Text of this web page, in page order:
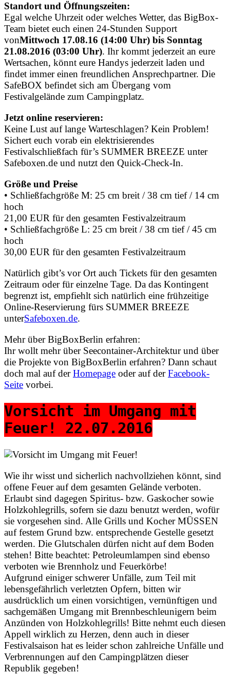
Standort und Öffnungszeiten:
Egal welche Uhrzeit oder welches Wetter, das BigBox-
Team bietet euch einen 24-Stunden Support
vonMittwoch 17.08.16 (14:00 Uhr) bis Sonntag
21.08.2016 (03:00 Uhr). Ihr kommt jederzeit an eure
Wertsachen, könnt eure Handys jederzeit laden und
findet immer einen freundlichen Ansprechpartner. Die
SafeBOX befindet sich am Übergang vom
Festivalgelände zum Campingplatz.
Jetzt online reservieren:
Keine Lust auf lange Warteschlagen? Kein Problem!
Sichert euch vorab ein elektrisierendes
Festivalschließfach für’s SUMMER BREEZE unter
Safeboxen.de und nutzt den Quick-Check-In.
Größe und Preise
• Schließfachgröße M: 25 cm breit / 38 cm tief / 14 cm
hoch
21,00 EUR für den gesamten Festivalzeitraum
• Schließfachgröße L: 25 cm breit / 38 cm tief / 45 cm
hoch
30,00 EUR für den gesamten Festivalzeitraum
Natürlich gibt’s vor Ort auch Tickets für den gesamten
Zeitraum oder für einzelne Tage. Da das Kontingent
begrenzt ist, empfiehlt sich natürlich eine frühzeitige
Online-Reservierung fürs SUMMER BREEZE
unterSafeboxen.de.
Mehr über BigBoxBerlin erfahren:
Ihr wollt mehr über Seecontainer-Architektur und über
die Projekte von BigBoxBerlin erfahren? Dann schaut
doch mal auf derHomepage oder auf derFacebook-
Seite vorbei.
Vorsicht im Umgang mit
Feuer! 22.07.2016
Wie ihr wisst und sicherlich nachvollziehen könnt, sind
offene Feuer auf dem gesamten Gelände verboten.
Erlaubt sind dagegen Spiritus- bzw. Gaskocher sowie
Holzkohlegrills, sofern sie dazu benutzt werden, wofür
sie vorgesehen sind. Alle Grills und Kocher MÜSSEN
auf festem Grund bzw. entsprechende Gestelle gesetzt
werden. Die Glutschalen dürfen nicht auf dem Boden
stehen! Bitte beachtet: Petroleumlampen sind ebenso
verboten wie Brennholz und Feuerkörbe!
Aufgrund einiger schwerer Unfälle, zum Teil mit
lebensgefährlich verletzten Opfern, bitten wir
ausdrücklich um einen vorsichtigen, vernünftigen und
sachgemäßen Umgang mit Brennbeschleunigern beim
Anzünden von Holzkohlegrills! Bitte nehmt euch diesen
Appell wirklich zu Herzen, denn auch in dieser
Festivalsaison hat es leider schon zahlreiche Unfälle und
Verbrennungen auf den Campingplätzen dieser
Republik gegeben!